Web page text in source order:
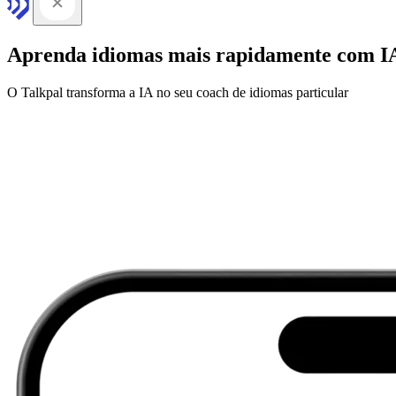
Aprenda idiomas mais rapidamente com
O Talkpal transforma a IA no seu coach de idiomas particular